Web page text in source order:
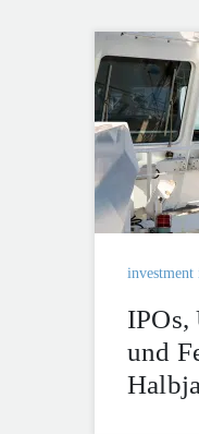
investment
IPOs,
und